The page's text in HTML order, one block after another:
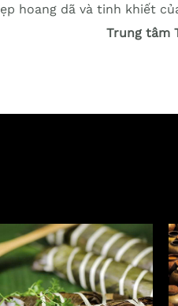
hoang dã và tinh khiết
Trung tâm